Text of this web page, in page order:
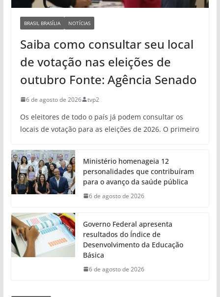
BRASIL BRASÍLIA NOTÍCIAS
Saiba como consultar seu local
de votação nas eleições de
outubro Fonte: Agência Senado
6 de agosto de 2026 tvp2
Os eleitores de todo o país já podem consultar os
locais de votação para as eleições de 2026. O primeiro
Ministério homenageia 12
personalidades que contribuíram
para o avanço da saúde pública
6 de agosto de 2026
Governo Federal apresenta
resultados do Índice de
Desenvolvimento da Educação
Básica
6 de agosto de 2026